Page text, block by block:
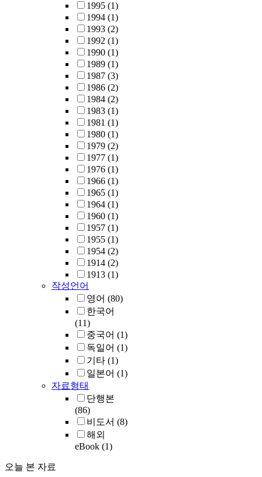
1995 (1)
1994 (1)
1993 (2)
1992 (1)
1990 (1)
1989 (1)
1987 (3)
1986 (2)
1984 (2)
1983 (1)
1981 (1)
1980 (1)
1979 (2)
1977 (1)
1976 (1)
1966 (1)
1965 (1)
1964 (1)
1960 (1)
1957 (1)
1955 (1)
1954 (2)
1914 (2)
1913 (1)
작성언어
영어 (80)
한국어
(11)
중국어 (1)
독일어 (1)
기타 (1)
일본어 (1)
자료형태
단행본
(86)
비도서 (8)
해외
eBook (1)
오늘 본 자료